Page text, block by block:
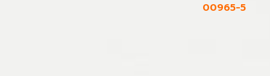
00965-5